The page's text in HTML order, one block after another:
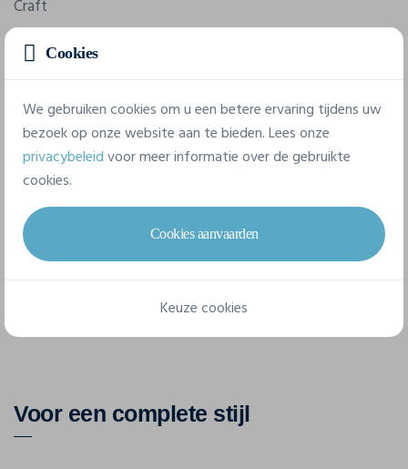
Craft
Referentie
1911435
Samenstelling
88% polyester-recycled, 12% elastane.
6 beschikbare maten
Voor een complete stijl
Cookies
We gebruiken cookies om u een betere ervaring tijdens uw
bezoek op onze website aan te bieden. Lees onze
privacybeleidvoor meer informatie over de gebruikte
cookies.
Cookies aanvaarden
Keuze cookies